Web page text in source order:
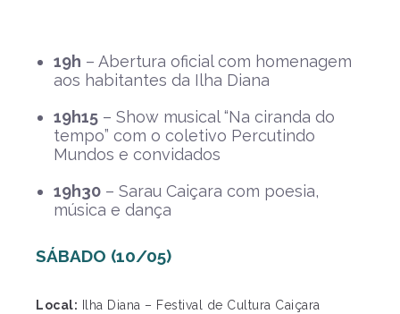
19h – Abertura oficial com homenagem
aos habitantes da Ilha Diana
19h15 – Show musical “Na ciranda do
tempo” com o coletivo Percutindo
Mundos e convidados
19h30 – Sarau Caiçara com poesia,
música e dança
SÁBADO (10/05)
Local: Ilha Diana – Festival de Cultura Caiçara